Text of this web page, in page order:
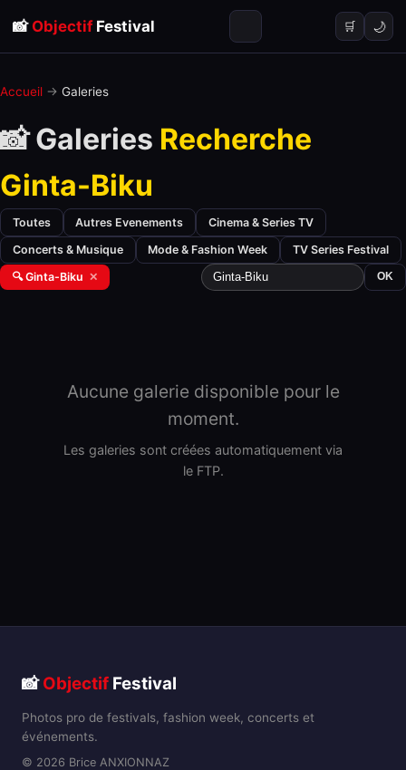
📸 ObjectifFestival 🛒 🌙
Accueil → Galeries
📸 Galeries Recherche
Ginta-Biku
Toutes Autres Evenements Cinema & Series TV
Concerts & Musique Mode & Fashion Week TV Series Festival
🔍 Ginta-Biku ✕ OK
Aucune galerie disponible pour le
moment.
Les galeries sont créées automatiquement via
le FTP.
📸Objectif Festival
Photos pro de festivals, fashion week, concerts et
événements.
© 2026 Brice ANXIONNAZ